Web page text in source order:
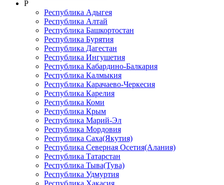
Р
Республика Адыгея
Республика Алтай
Республика Башкортостан
Республика Бурятия
Республика Дагестан
Республика Ингушетия
Республика Кабардино-Балкария
Республика Калмыкия
Республика Карачаево-Черкеcия
Республика Карелия
Республика Коми
Республика Крым
Республика Марий-Эл
Республика Мордовия
Республика Саха(Якутия)
Республика Северная Осетия(Алания)
Республика Татарстан
Республика Тыва(Тува)
Республика Удмуртия